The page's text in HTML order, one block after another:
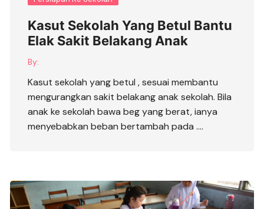
Kasut Sekolah Yang Betul Bantu
Elak Sakit Belakang Anak
By:
Kasut sekolah yang betul , sesuai membantu
mengurangkan sakit belakang anak sekolah. Bila
anak ke sekolah bawa beg yang berat, ianya
menyebabkan beban bertambah pada ….